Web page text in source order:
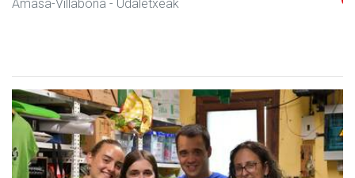
Amasa-Villabona - Udaletxeak